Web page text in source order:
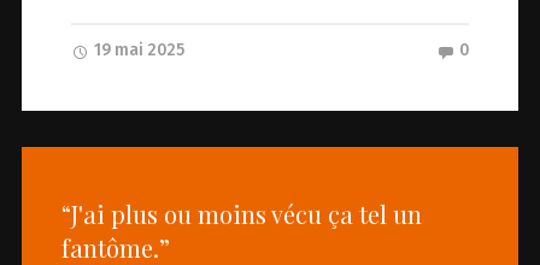
19 mai 2025 0
“J'ai plus ou moins vécu ça tel un
fantôme.”